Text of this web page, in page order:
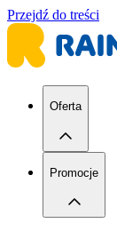
Przejdź do treści
Oferta
Promocje